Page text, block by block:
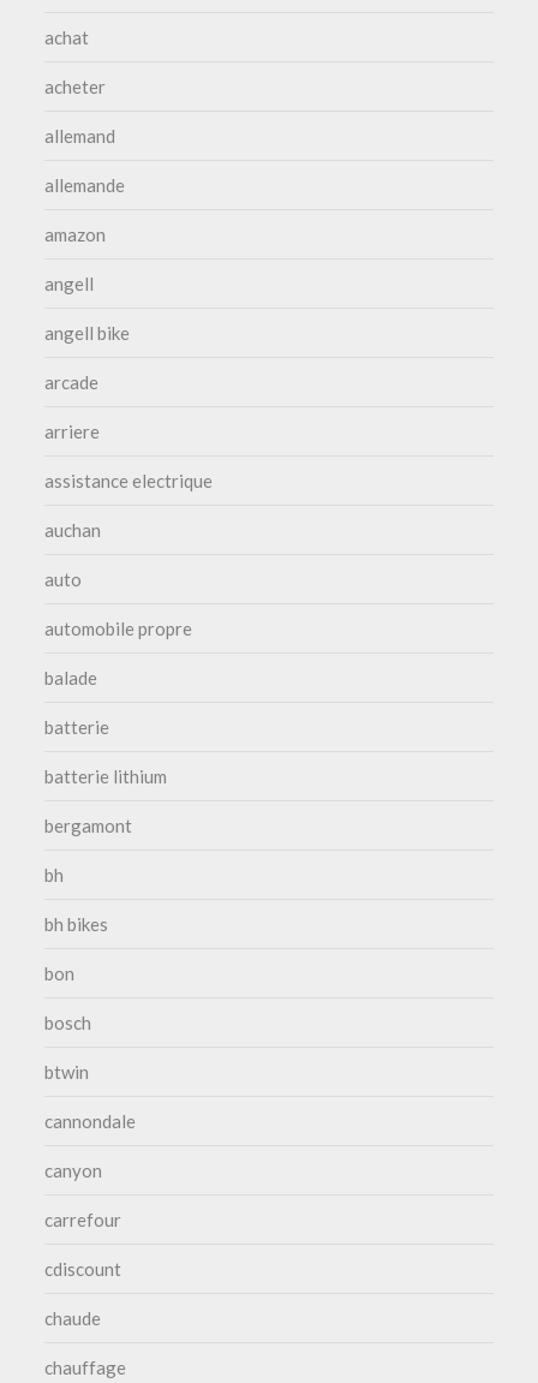
achat
acheter
allemand
allemande
amazon
angell
angell bike
arcade
arriere
assistance electrique
auchan
auto
automobile propre
balade
batterie
batterie lithium
bergamont
bh
bh bikes
bon
bosch
btwin
cannondale
canyon
carrefour
cdiscount
chaude
chauffage